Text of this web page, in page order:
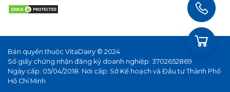
Bản quyền thuộc VitaDairy © 2024
Số giấy chứng nhận đăng ký doanh nghiệp: 3702652869
Ngày cấp: 05/04/2018. Nơi cấp: Sở Kế hoạch và Đầu tư Thành Phố
Hồ Chí Minh